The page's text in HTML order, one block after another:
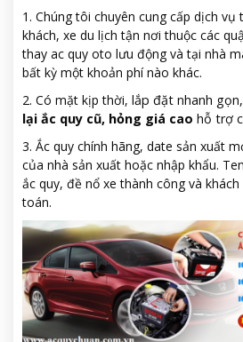
1. Chúng tôi chuyên cung cấp dịch vụ
khách, xe du lịch tận nơi thuộc các
thay ac quy oto lưu động và tại nhà
bất kỳ một khoản phí nào khác.
2. Có mặt kịp thời, lắp đặt nhanh
lại ắc quy cũ, hỏng giá cao hỗ trợ
3. Ắc quy chính hãng, date sản xuất
của nhà sản xuất hoặc nhập khẩu.
ắc quy, đề nổ xe thành công và
toán.